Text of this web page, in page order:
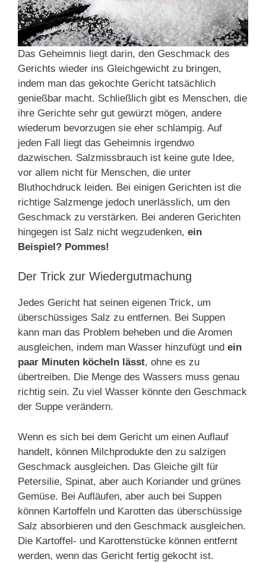
Das Geheimnis liegt darin, den Geschmack des
Gerichts wieder ins Gleichgewicht zu bringen,
indem man das gekochte Gericht tatsächlich
genießbar macht. Schließlich gibt es Menschen, die
ihre Gerichte sehr gut gewürzt mögen, andere
wiederum bevorzugen sie eher schlampig. Auf
jeden Fall liegt das Geheimnis irgendwo
dazwischen. Salzmissbrauch ist keine gute Idee,
vor allem nicht für Menschen, die unter
Bluthochdruck leiden. Bei einigen Gerichten ist die
richtige Salzmenge jedoch unerlässlich, um den
Geschmack zu verstärken. Bei anderen Gerichten
hingegen ist Salz nicht wegzudenken, ein
Beispiel? Pommes!
Der Trick zur Wiedergutmachung
Jedes Gericht hat seinen eigenen Trick, um
überschüssiges Salz zu entfernen. Bei Suppen
kann man das Problem beheben und die Aromen
ausgleichen, indem man Wasser hinzufügt und ein
paar Minuten köcheln lässt, ohne es zu
übertreiben. Die Menge des Wassers muss genau
richtig sein. Zu viel Wasser könnte den Geschmack
der Suppe verändern.
Wenn es sich bei dem Gericht um einen Auflauf
handelt, können Milchprodukte den zu salzigen
Geschmack ausgleichen. Das Gleiche gilt für
Petersilie, Spinat, aber auch Koriander und grünes
Gemüse. Bei Aufläufen, aber auch bei Suppen
können Kartoffeln und Karotten das überschüssige
Salz absorbieren und den Geschmack ausgleichen.
Die Kartoffel- und Karottenstücke können entfernt
werden, wenn das Gericht fertig gekocht ist.